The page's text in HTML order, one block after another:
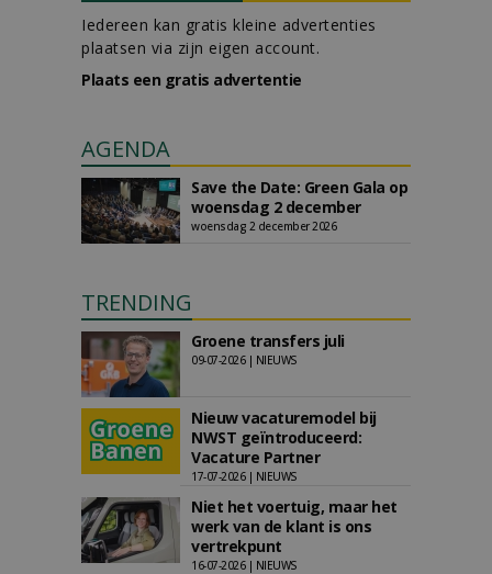
Iedereen kan gratis kleine advertenties
plaatsen via zijn eigen account.
Plaats een gratis advertentie
AGENDA
Save the Date: Green Gala op
woensdag 2 december
woensdag 2 december 2026
TRENDING
Groene transfers juli
09-07-2026 | NIEUWS
Nieuw vacaturemodel bij
NWST geïntroduceerd:
Vacature Partner
17-07-2026 | NIEUWS
Niet het voertuig, maar het
werk van de klant is ons
vertrekpunt
16-07-2026 | NIEUWS